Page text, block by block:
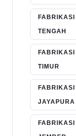
TENGAH
TIMUR
JAYAPURA